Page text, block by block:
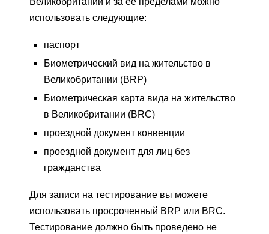
использовать следующие:
паспорт
Биометрический вид на жительство в
Великобритании (BRP)
Биометрическая карта вида на жительство
в Великобритании (BRC)
проездной документ конвенции
проездной документ для лиц без
гражданства
Для записи на тестирование вы можете
использовать просроченный BRP или BRC.
Тестирование должно быть проведено не